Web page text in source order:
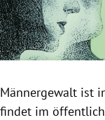
Untermenü
Untermenü
Untermenü
Männergewalt ist
findet im